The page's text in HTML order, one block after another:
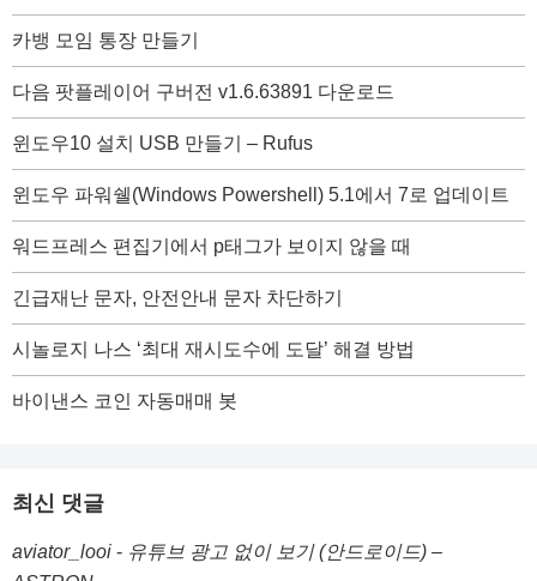
카뱅 모임 통장 만들기
다음 팟플레이어 구버전 v1.6.63891 다운로드
윈도우10 설치 USB 만들기 – Rufus
윈도우 파워쉘(Windows Powershell) 5.1에서 7로 업데이트
워드프레스 편집기에서 p태그가 보이지 않을 때
긴급재난 문자, 안전안내 문자 차단하기
시놀로지 나스 ‘최대 재시도수에 도달’ 해결 방법
바이낸스 코인 자동매매 봇
최신 댓글
aviator_looi - 유튜브 광고 없이 보기 (안드로이드) –